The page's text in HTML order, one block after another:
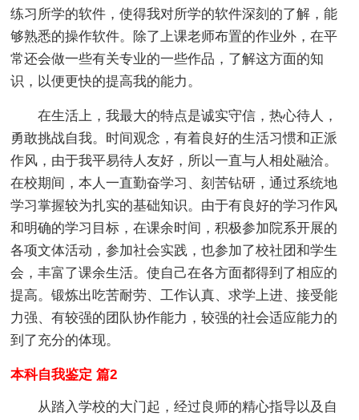
练习所学的软件，使得我对所学的软件深刻的了解，能
够熟悉的操作软件。除了上课老师布置的作业外，在平
常还会做一些有关专业的一些作品，了解这方面的知
识，以便更快的提高我的能力。
在生活上，我最大的特点是诚实守信，热心待人，
勇敢挑战自我。时间观念，有着良好的生活习惯和正派
作风，由于我平易待人友好，所以一直与人相处融洽。
在校期间，本人一直勤奋学习、刻苦钻研，通过系统地
学习掌握较为扎实的基础知识。由于有良好的学习作风
和明确的学习目标，在课余时间，积极参加院系开展的
各项文体活动，参加社会实践，也参加了校社团和学生
会，丰富了课余生活。使自己在各方面都得到了相应的
提高。锻炼出吃苦耐劳、工作认真、求学上进、接受能
力强、有较强的团队协作能力，较强的社会适应能力的
到了充分的体现。
本科自我鉴定 篇2
从踏入学校的大门起，经过良师的精心指导以及自